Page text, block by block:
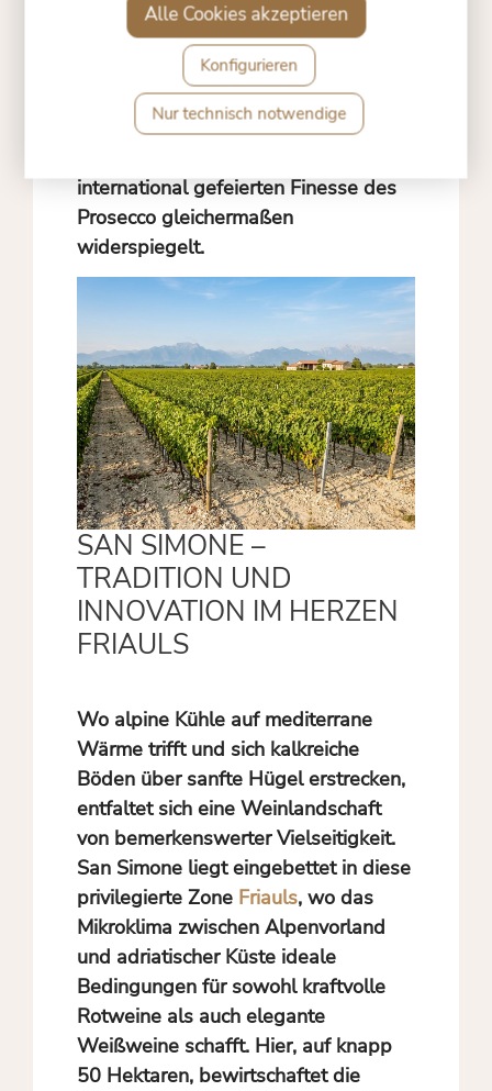
Weinberge. Was als Vision begann,
wird heute mit derselben Hingabe
fortgeführt – ein Bekenntnis zu Ort
und Herkunft, das sich im
respektvollen Umgang mit
international gefeierten Finesse des
Prosecco gleichermaßen
widerspiegelt.
SAN SIMONE –
TRADITION UND
INNOVATION IM HERZEN
FRIAULS
Wo alpine Kühle auf mediterrane
Wärme trifft und sich kalkreiche
Böden über sanfte Hügel erstrecken,
entfaltet sich eine Weinlandschaft
von bemerkenswerter Vielseitigkeit.
San Simone liegt eingebettet in diese
privilegierte Zone Friauls, wo das
Mikroklima zwischen Alpenvorland
und adriatischer Küste ideale
Bedingungen für sowohl kraftvolle
Rotweine als auch elegante
Weißweine schafft. Hier, auf knapp
50 Hektaren, bewirtschaftet die
Nur technisch notwendige
Konfigurieren
Alle Cookies akzeptieren